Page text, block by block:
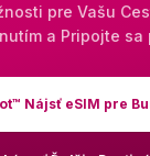
pre Vašu
a Pripojte sa
Nájsť eSIM pre